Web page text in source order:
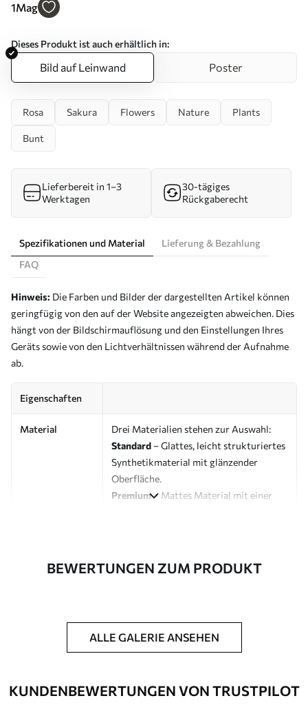
1Mag
Dieses Produkt ist auch erhältlich in:
Bild auf Leinwand Poster
Rosa Sakura Flowers Nature Plants
Bunt
Lieferbereit in 1–3
Werktagen
30-tägiges
Rückgaberecht
Spezifikationen und Material
Lieferung & Bezahlung
FAQ
Hinweis: Die Farben und Bilder der dargestellten Artikel können
geringfügig von den auf der Website angezeigten abweichen. Dies
hängt von der Bildschirmauflösung und den Einstellungen Ihres
Geräts sowie von den Lichtverhältnissen während der Aufnahme
ab.
Eigenschaften
Material
Drei Materialien stehen zur Auswahl:
Standard – Glattes, leicht strukturiertes
Synthetikmaterial mit glänzender
Oberfläche.
Premium– Mattes Material mit einer
aus 100 % Baumwolle.
Artikelnummer s43300
Zusätzliche
Möglichkeit, einen Schutzlack
Bildes zu erhöhen.
BEWERTUNGEN ZUM PRODUKT
ALLE GALERIE ANSEHEN
KUNDENBEWERTUNGEN VON TRUSTPILOT